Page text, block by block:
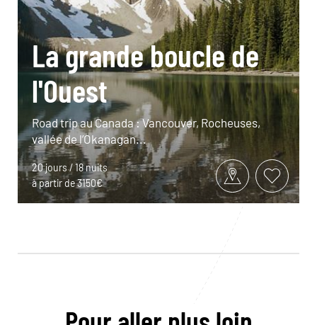
La grande boucle de
l'Ouest
Road trip au Canada : Vancouver, Rocheuses,
vallée de l’Okanagan...
20 jours / 18 nuits
à partir de 3150€